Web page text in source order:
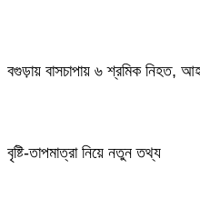
বগুড়ায় বাসচাপায় ৬ শ্রমিক নিহত,
বৃষ্টি-তাপমাত্রা নিয়ে নতুন তথ্য